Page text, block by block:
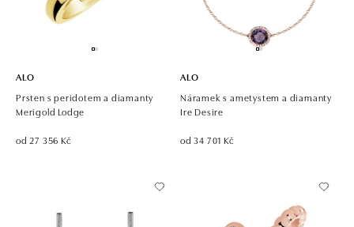
ALO
Prsten s peridotem a diamanty
Merigold Lodge
od 27 356 Kč
ALO
Náramek s ametystem a diamanty
Ire Desire
od 34 701 Kč